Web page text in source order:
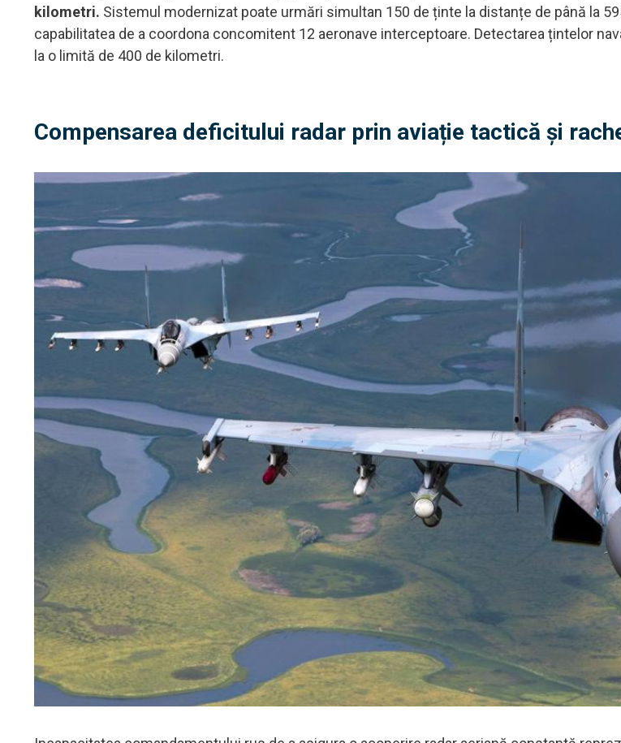
kilometri. Sistemul modernizat poate urmări simultan 150 de ținte la distanțe de până la
capabilitatea de a coordona concomitent 12 aeronave interceptoare. Detectarea țintelor
la o limită de 400 de kilometri.
Compensarea deficitului radar prin aviație tactică și